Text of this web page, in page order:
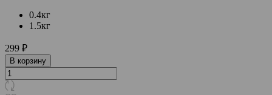
0.4кг
1.5кг
299 ₽
В корзину